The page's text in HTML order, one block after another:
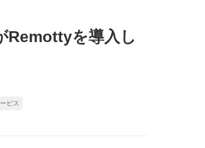
Remottyを導入し
ビス